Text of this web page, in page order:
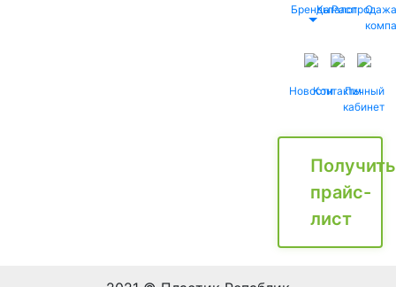
БрендыКаталог
Распродажа
О
НовостиКонтактыЛичный
кабинет
Получить
прайс-
лист